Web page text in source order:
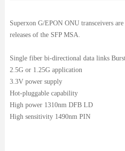
Superxon G/EPON ONU transceivers
releases of the SFP MSA.
Single fiber bi-directional data links
2.5G or 1.25G application
3.3V power supply
Hot-pluggable capability
High power 1310nm DFB LD
High sensitivity 1490nm PIN